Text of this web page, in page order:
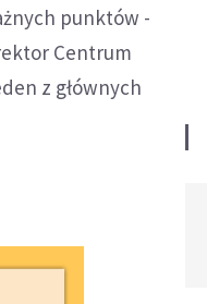
punktów -
Centrum
z głównych